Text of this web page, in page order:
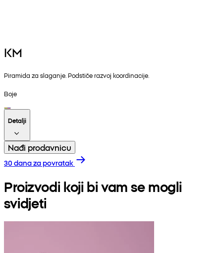
KM
Piramida za slaganje. Podstiče razvoj koordinacije.
Boje
Detalji
Nađi prodavnicu
30 dana za povratak
Proizvodi koji bi vam se mogli
svidjeti